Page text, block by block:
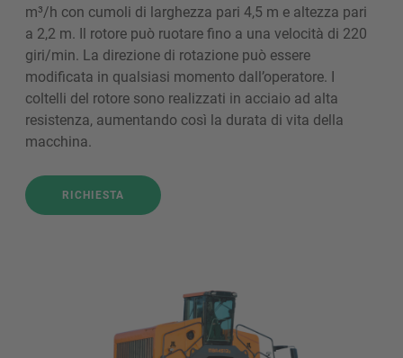
m³/h con cumoli di larghezza pari 4,5 m e altezza pari
a 2,2 m. Il rotore può ruotare fino a una velocità di 220
giri/min. La direzione di rotazione può essere
modificata in qualsiasi momento dall’operatore. I
coltelli del rotore sono realizzati in acciaio ad alta
resistenza, aumentando così la durata di vita della
macchina.
RICHIESTA